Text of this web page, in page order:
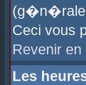
Ceci vous
Revenir
Les